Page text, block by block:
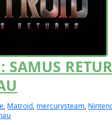
SAMUS
, Matroid, mercurysteam,